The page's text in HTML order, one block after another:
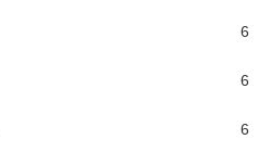
6
6
6